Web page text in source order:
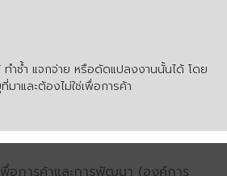
ทำซ้ำ แจกจ่าย หรือดัดแปลงงานนั้นได้ โดย
มาและต้องไม่ใช่เพื่อการค้า
พื่อการค้าและการพัฒนา (องค์การ